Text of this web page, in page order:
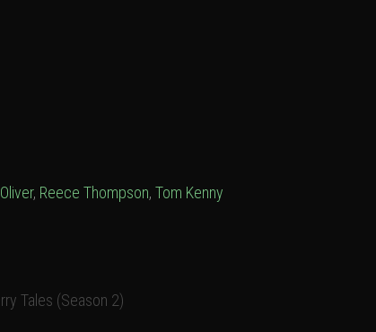
, Reece Thompson, Tom Kenny
Tales (Season 2)